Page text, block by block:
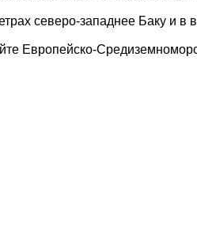
северо-западнее Баку и в
Европейско-